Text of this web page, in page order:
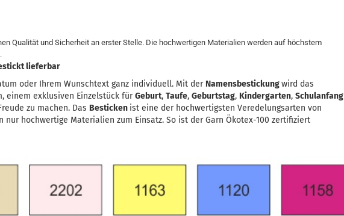
Qualität und Sicherheit an erster Stelle. Die hochwertigen Materialien werden auf höchstem
lieferbar
oder Ihrem Wunschtext ganz individuell. Mit der Namensbestickungwird das
einem exklusiven Einzelstück fürGeburt, Taufe, Geburtstag, Kindergarten, Schulanfang
zu machen. Das Besticken ist eine der hochwertigsten Veredelungsarten von
nur hochwertige Materialien zum Einsatz. So ist der Garn Ökotex-100 zertifiziert